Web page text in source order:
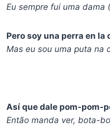
Eu sempre fui uma dama
Pero soy una perra en la
Mas eu sou uma puta na
Así que dale pom-pom-
Então manda ver, bota-